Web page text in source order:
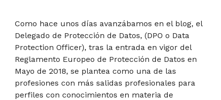
Como hace unos días avanzábamos en el blog, el
Delegado de Protección de Datos, (DPO o Data
Protection Officer), tras la entrada en vigor del
Reglamento Europeo de Protección de Datos en
Mayo de 2018, se plantea como una de las
profesiones con más salidas profesionales para
perfiles con conocimientos en materia de